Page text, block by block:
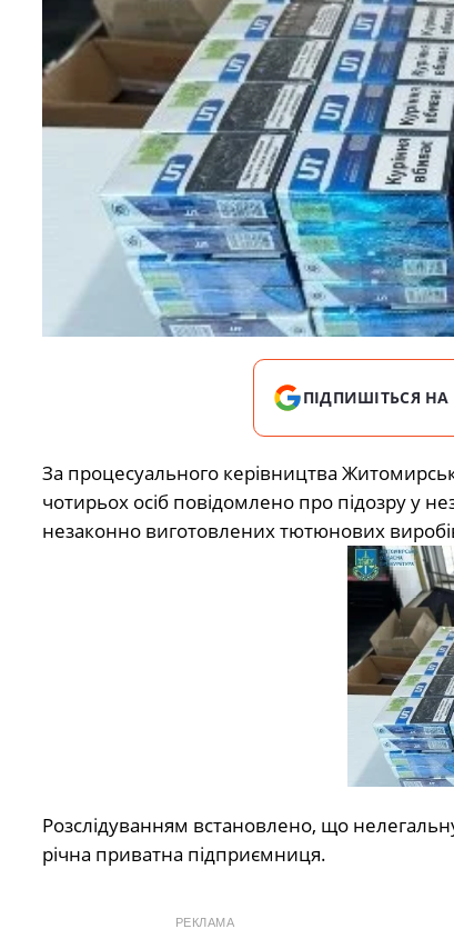
ПІДПИШІТЬСЯ НА
За процесуального керівництва
чотирьох осіб повідомлено про підозру у
незаконно виготовлених тютюнових
Розслідуванням встановлено, що
річна приватна підприємниця.
РЕКЛАМА